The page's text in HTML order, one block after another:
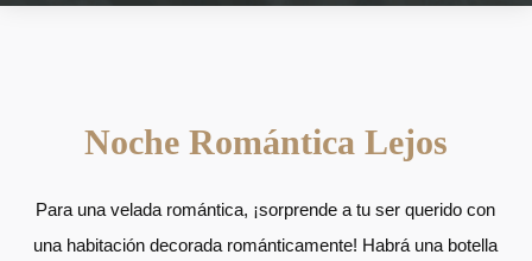
Noche Romántica Lejos
Para una velada romántica, ¡sorprende a tu ser querido con
una habitación decorada románticamente! Habrá una botella